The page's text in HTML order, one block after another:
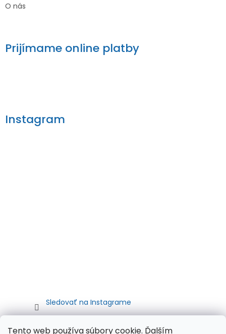
Tento web používa súbory cookie. Ďalším
O nás
Prijímame online platby
Instagram
Sledovať na Instagrame